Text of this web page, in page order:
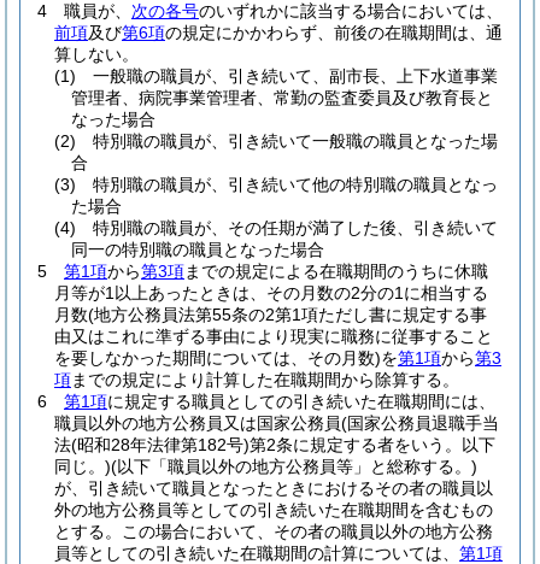
4
職員が、 次の各号のいずれかに該当する場合においては、
前項及び第6項の規定にかかわらず、前後の在職期間は、通
算しない。
(1)
一般職の職員が、引き続いて、副市長、上下水道事業
管理者、病院事業管理者、常勤の監査委員及び教育長と
なった場合
(2)
特別職の職員が、引き続いて一般職の職員となった場
合
(3)
特別職の職員が、引き続いて他の特別職の職員となっ
た場合
(4)
特別職の職員が、その任期が満了した後、引き続いて
同一の特別職の職員となった場合
5
第1項から第3項までの規定による在職期間のうちに休職
月等が1以上あったときは、その月数の2分の1に相当する
月数(地方公務員法第55条の2第1項ただし書に規定する事
由又はこれに準ずる事由により現実に職務に従事すること
を要しなかった期間については、その月数)を第1項から第3
項までの規定により計算した在職期間から除算する。
6
第1項に規定する職員としての引き続いた在職期間には、
職員以外の地方公務員又は国家公務員(国家公務員退職手当
法(昭和28年法律第182号)第2条に規定する者をいう。以下
同じ。)(以下「職員以外の地方公務員等」と総称する。)
が、引き続いて職員となったときにおけるその者の職員以
外の地方公務員等としての引き続いた在職期間を含むもの
とする。
この場合において、その者の職員以外の地方公務
員等としての引き続いた在職期間の計算については、 第1項